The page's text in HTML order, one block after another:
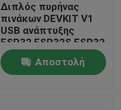
Διπλός πυρήνας
πινάκων DEVKIT V1
USB ανάπτυξης
ESP32 ESP32S ESP32
Wifi
Αποστολή